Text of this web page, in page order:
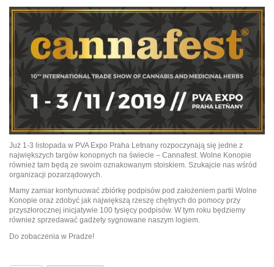
Już 1-3 listopada w PVA Expo Praha Letnany rozpoczynają się jedne z
największych targów konopnych na świecie – Cannafest. Wolne Konopie
również tam będą ze swoim oznakowanym stoiskiem. Szukajcie nas wśród
organizacji pozarządowych.
Mamy zamiar kontynuować zbiórkę podpisów pod założeniem partii Wolne
Konopie oraz zdobyć jak największą rzeszę chętnych do pomocy przy
przyszłorocznej inicjatywie 100 tysięcy podpisów. W tym roku będziemy
również sprzedawać gadżety sygnowane naszym logiem.
Do zobaczenia w Pradze!